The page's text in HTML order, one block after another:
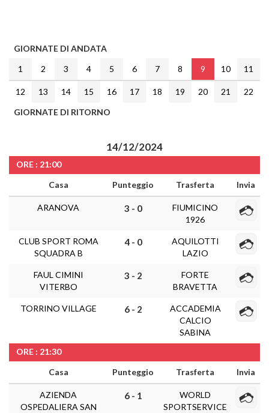
GIORNATE DI ANDATA
1
2 3 4 5 6 7 8 9 10 11
12 13 14 15 16 17 18 19 20 21
22
GIORNATE DI RITORNO
14/12/2024
ORE : 21:00
Casa
Punteggio Trasferta Invia
ARANOVA 3 - 0
FIUMICINO
1926
CLUB SPORT ROMA
SQUADRA B
4 - 0
AQUILOTTI
LAZIO
FAUL CIMINI
VITERBO
3 - 2
FORTE
BRAVETTA
TORRINO VILLAGE 6 - 2
ACCADEMIA
CALCIO
SABINA
ORE : 21:30
Casa
Punteggio Trasferta Invia
AZIENDA
OSPEDALIERA SAN
6 - 1
WORLD
SPORTSERVICE